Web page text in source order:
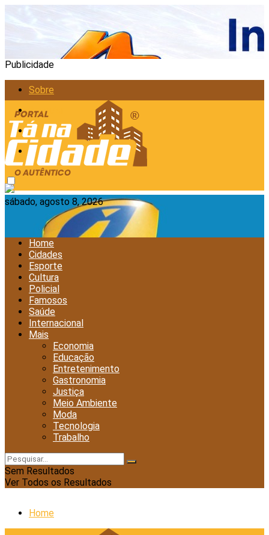
Publicidade
Sobre
Anunciar
Política de Privacidade
Contato
sábado, agosto 8, 2026
Home
Cidades
Esporte
Cultura
Policial
Famosos
Saúde
Internacional
Mais
Economia
Educação
Entretenimento
Gastronomia
Justiça
Meio Ambiente
Moda
Tecnologia
Trabalho
Sem Resultados
Ver Todos os Resultados
Home